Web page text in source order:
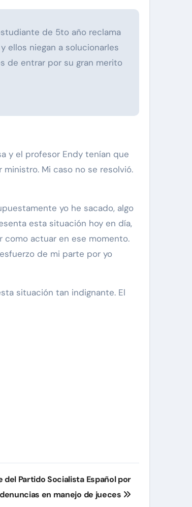
estudiante de 5to año reclama
ellos niegan a solucionarles
de entrar por su gran merito
y el profesor Endy tenían que
Mi caso no se resolvió.
yo he sacado, algo
esta situación hoy en día,
como actuar en ese momento.
de mi parte por yo
situación tan indignante. El
del Partido Socialista Español por
denuncias en manejo de jueces